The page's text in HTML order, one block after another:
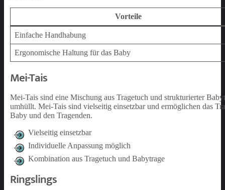
Vorteile
Einfache Handhabung
Ergonomische Haltung für das Baby
Mei-Tais
Mei-Tais sind eine Mischung aus Tragetuch und strukturierter
umhüllt. Mei-Tais sind vielseitig einsetzbar und ermöglichen das
Baby und den Tragenden.
Vielseitig einsetzbar
Individuelle Anpassung möglich
Kombination aus Tragetuch und Babytrage
Ringslings